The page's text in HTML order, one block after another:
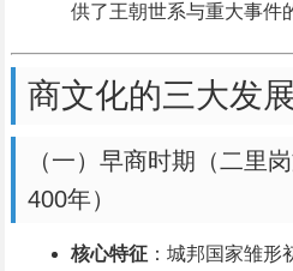
供了王朝世系与重大事件
商文化的三大发
（一）早商时期（二里
400年）
核心特征：城邦国家雏形